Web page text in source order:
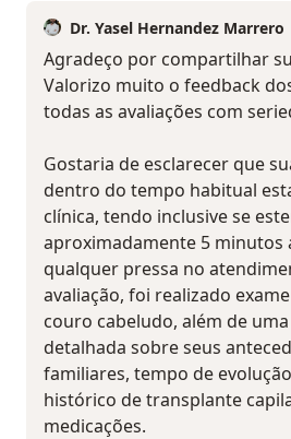
Dr. Yasel Hernandez Marrero
Agradeço por compartilhar
Valorizo muito o feedback
todas as avaliações com
Gostaria de esclarecer que
dentro do tempo habitual
clínica, tendo inclusive se
aproximadamente 5 minutos
qualquer pressa no
avaliação, foi realizado
couro cabeludo, além de
detalhada sobre seus
familiares, tempo de
histórico de transplante
medicações.